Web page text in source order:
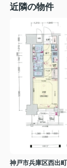
近隣の物件